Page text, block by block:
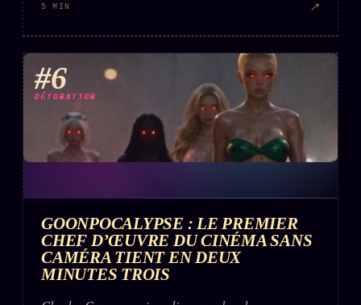
5 MIN ↗
#6
DÉTONATION
GOONPOCALYPSE : LE PREMIER
CHEF D’ŒUVRE DU CINÉMA SANS
CAMÉRA TIENT EN DEUX
MINUTES TROIS